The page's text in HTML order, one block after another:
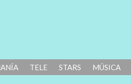
TELE STARS MÚSICA